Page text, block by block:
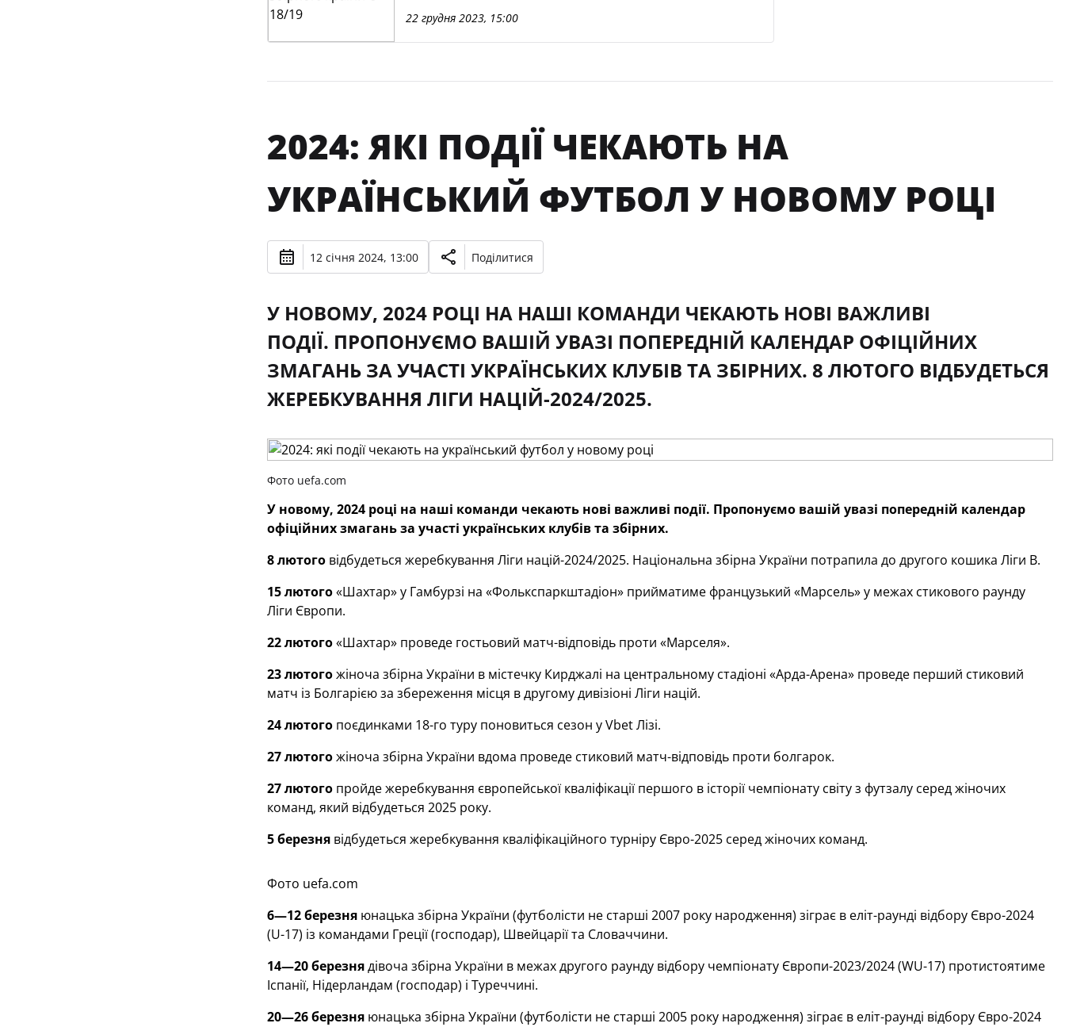
22 грудня 2023, 15:00
2024: ЯКІ ПОДІЇ ЧЕКАЮТЬ НА
УКРАЇНСЬКИЙ ФУТБОЛ У НОВОМУ РОЦІ
12 січня 2024, 13:00 Поділитися
У НОВОМУ, 2024 РОЦІ НА НАШІ КОМАНДИ ЧЕКАЮТЬ НОВІ ВАЖЛИВІ
ПОДІЇ. ПРОПОНУЄМО ВАШІЙ УВАЗІ ПОПЕРЕДНІЙ КАЛЕНДАР ОФІЦІЙНИХ
ЗМАГАНЬ ЗА УЧАСТІ УКРАЇНСЬКИХ КЛУБІВ ТА ЗБІРНИХ. 8 ЛЮТОГО ВІДБУДЕТЬСЯ
ЖЕРЕБКУВАННЯ ЛІГИ НАЦІЙ-2024/2025.
Фото uefa.com
У новому, 2024 році на наші команди чекають нові важливі події. Пропонуємо вашій увазі попередній календар
офіційних змагань за участі українських клубів та збірних.
8 лютоговідбудеться жеребкування Ліги націй-2024/2025. Національна збірна України потрапила до другого кошика Ліги В.
15 лютого«Шахтар» у Гамбурзі на «Фолькспаркштадіон» прийматиме французький «Марсель» у межах стикового раунду
Ліги Європи.
22 лютого«Шахтар» проведе гостьовий матч-відповідь проти «Марселя».
23 лютогожіноча збірна України в містечку Кирджалі на центральному стадіоні «Арда-Арена» проведе перший стиковий
матч із Болгарією за збереження місця в другому дивізіоні Ліги націй.
24 лютогопоєдинками 18-го туру поновиться сезон у Vbet Лізі.
27 лютогожіноча збірна України вдома проведе стиковий матч-відповідь проти болгарок.
27 лютогопройде жеребкування європейської кваліфікації першого в історії чемпіонату світу з футзалу серед жіночих
команд, який відбудеться 2025 року.
5 березнявідбудеться жеребкування кваліфікаційного турніру Євро-2025 серед жіночих команд.
Фото uefa.com
6—12 березняюнацька збірна України (футболісти не старші 2007 року народження) зіграє в еліт-раунді відбору Євро-2024
(U-17) із командами Греції (господар), Швейцарії та Словаччини.
14—20 березнядівоча збірна України в межах другого раунду відбору чемпіонату Європи-2023/2024 (WU-17) протистоятиме
Іспанії, Нідерландам (господар) і Туреччині.
20—26 березняюнацька збірна України (футболісти не старші 2005 року народження) зіграє в еліт-раунді відбору Євро-2024